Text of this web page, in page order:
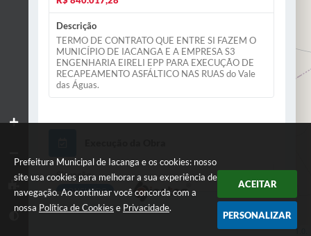
Prefeitura Municipal de Iacanga e os cookies: nosso
site usa cookies para melhorar a sua experiência de
navegação. Ao continuar você concorda com a
nossa Política de Cookies e Privacidade.
ACEITAR
PERSONALIZAR
OpenStreetMapcontributors,ODbL 1.0.
Descrição
TERMO DE CONTRATO QUE ENTRE SI FAZEM O
MUNICÍPIO DE IACANGA E A EMPRESA S3
ENGENHARIA EIRELI EPP PARA EXECUÇÃO DE
RECAPEAMENTO ASFÁLTICO NAS RUAS do Vale
das Águas.
Situação
CONCLUÍDO